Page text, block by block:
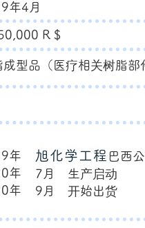
年4月
R $
成型品（医疗相关树脂部
年
年
年
旭化学工程 巴西
7月 生产启动
9月 开始出货